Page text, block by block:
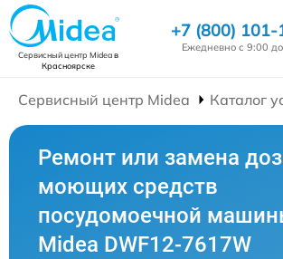
Сервисный центр Mideaв
Красноярске
+7 (800)
Ежедневно с 9:00
Сервисный центр Midea Каталог
Ремонт или замена
моющих средств
посудомоечной
Midea DWF12-7617W